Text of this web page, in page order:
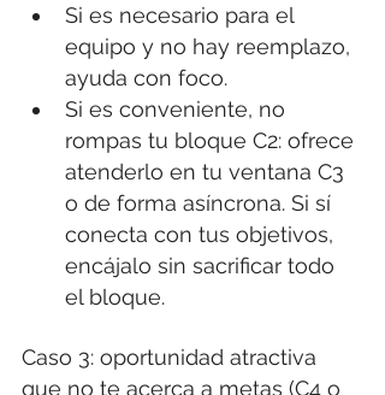
Si es necesario para el
equipo y no hay reemplazo,
ayuda con foco.
Si es conveniente, no
rompas tu bloque C2: ofrece
atenderlo en tu ventana C3
o de forma asíncrona. Si sí
conecta con tus objetivos,
encájalo sin sacrificar todo
el bloque.
Caso 3: oportunidad atractiva
que no te acerca a metas (C4 o